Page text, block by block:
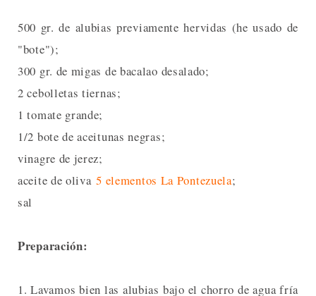
500 gr. de alubias previamente hervidas (he usado de
"bote");
300 gr. de migas de bacalao desalado;
2 cebolletas tiernas;
1 tomate grande;
1/2 bote de aceitunas negras;
vinagre de jerez;
aceite de oliva5 elementos La Pontezuela;
sal
Preparación:
1. Lavamos bien las alubias bajo el chorro de agua fría